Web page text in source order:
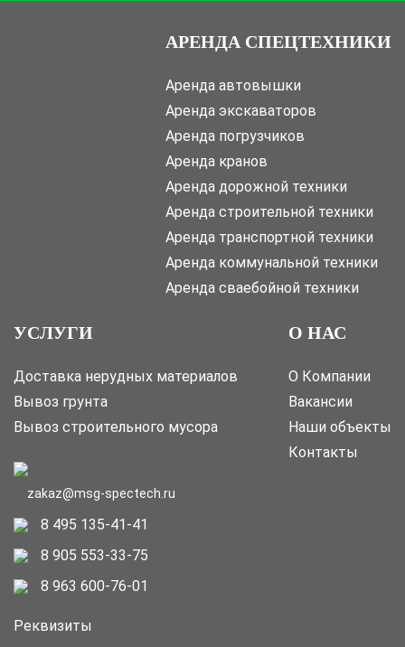
АРЕНДА СПЕЦТЕХНИКИ
Аренда автовышки
Аренда экскаваторов
Аренда погрузчиков
Аренда кранов
Аренда дорожной техники
Аренда строительной техники
Аренда транспортной техники
Аренда коммунальной техники
Аренда сваебойной техники
УСЛУГИ
Доставка нерудных материалов
Вывоз грунта
Вывоз строительного мусора
О НАС
О Компании
Вакансии
Наши объекты
Контакты
zakaz@msg-spectech.ru
8 495 135-41-41
8 905 553-33-75
8 963 600-76-01
Реквизиты